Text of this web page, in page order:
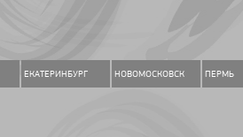
ЕКАТЕРИНБУРГ НОВОМОСКОВСК ПЕРМЬ